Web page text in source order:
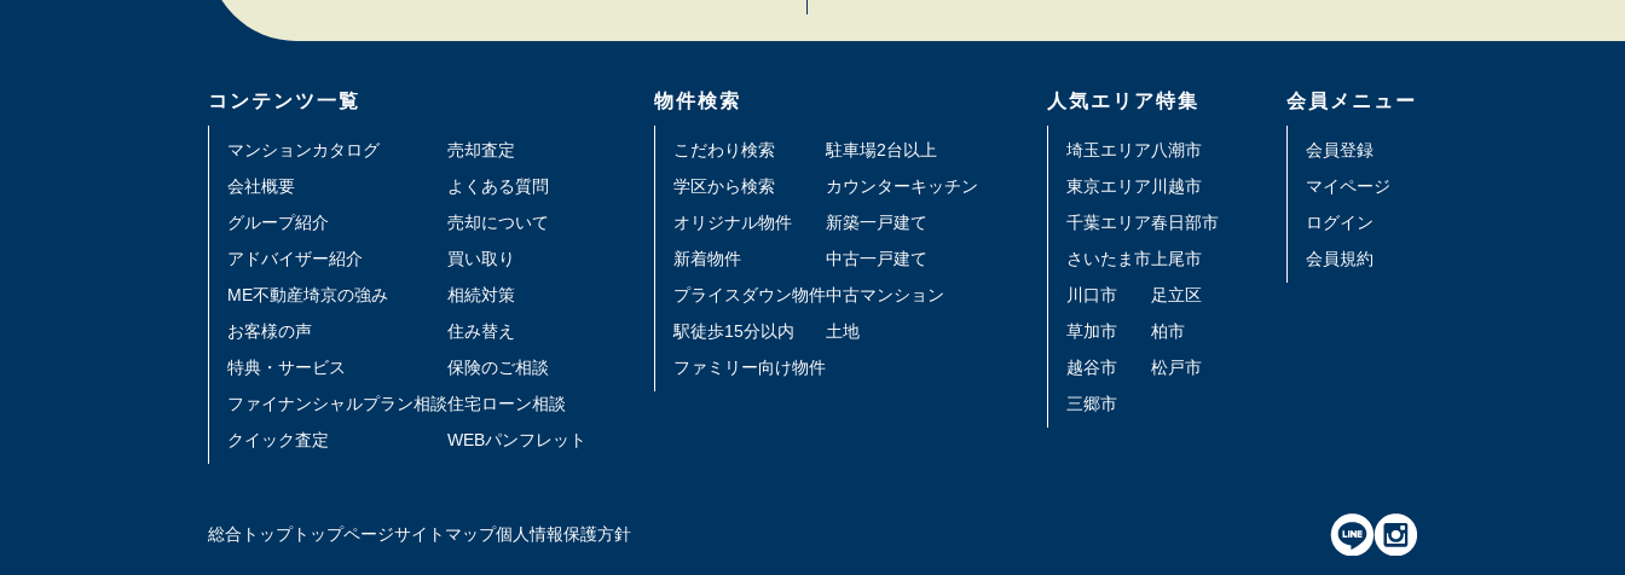
コンテンツ一覧
マンションカタログ
会社概要
グループ紹介
アドバイザー紹介
ME不動産埼京の強み
お客様の声
特典・サービス
ファイナンシャルプラン相談
クイック査定
売却査定
よくある質問
売却について
買い取り
相続対策
住み替え
保険のご相談
住宅ローン相談
WEBパンフレット
物件検索
こだわり検索
学区から検索
オリジナル物件
新着物件
プライスダウン物件
駅徒歩15分以内
ファミリー向け物件
駐車場2台以上
カウンターキッチン
新築一戸建て
中古一戸建て
中古マンション
土地
人気エリア特集
埼玉エリア
東京エリア
千葉エリア
さいたま市
川口市
草加市
越谷市
三郷市
八潮市
川越市
春日部市
上尾市
足立区
柏市
松戸市
会員メニュー
会員登録
マイページ
ログイン
会員規約
総合トップトップページサイトマップ個人情報保護方針